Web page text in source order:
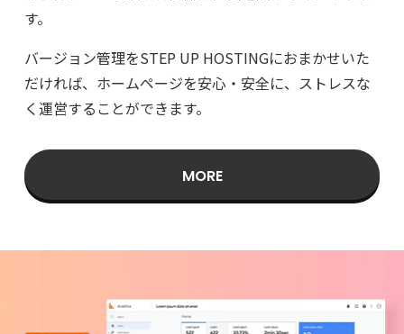
す。
バージョン管理をSTEP UP HOSTINGにおまかせいた
だければ、ホームページを安心・安全に、ストレスな
く運営することができます。
MORE